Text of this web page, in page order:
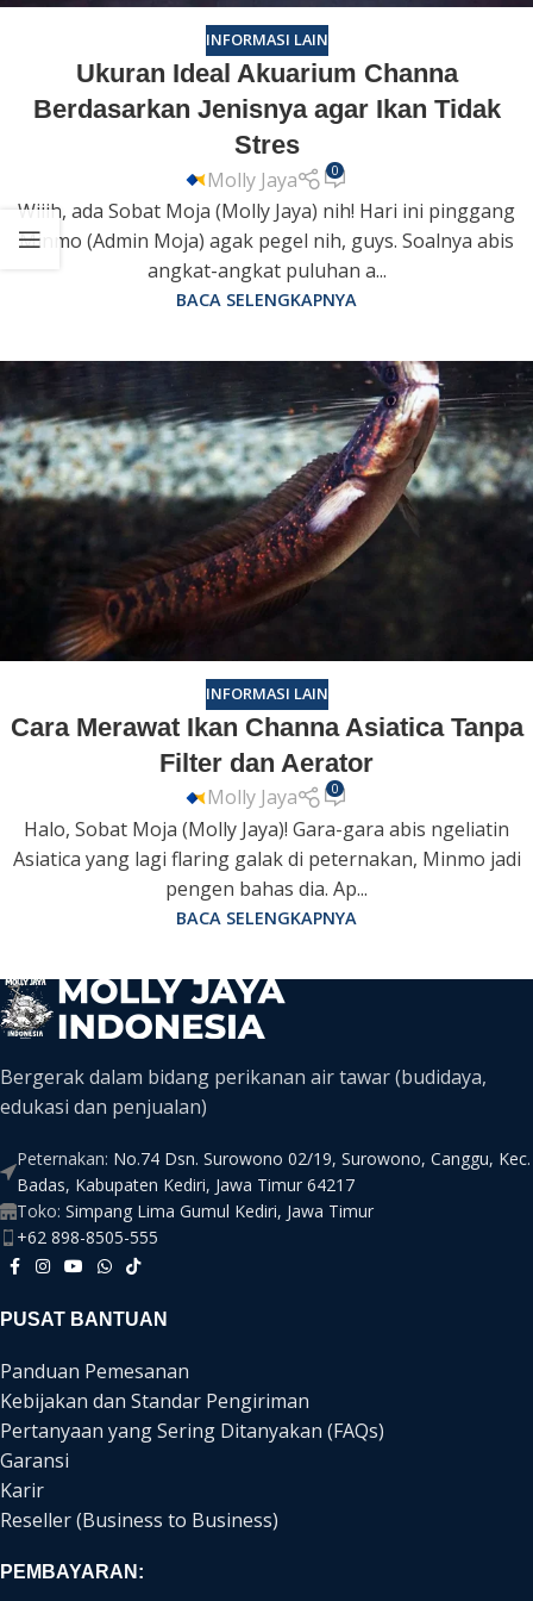
INFORMASI LAIN
Ukuran Ideal Akuarium Channa
Berdasarkan Jenisnya agar Ikan Tidak
Stres
Molly Jaya 0
Wiiih, ada Sobat Moja (Molly Jaya) nih! Hari ini pinggang
Minmo (Admin Moja) agak pegel nih, guys. Soalnya abis
angkat-angkat puluhan a...
BACA SELENGKAPNYA
INFORMASI LAIN
Cara Merawat Ikan Channa Asiatica Tanpa
Filter dan Aerator
Molly Jaya 0
Halo, Sobat Moja (Molly Jaya)! Gara-gara abis ngeliatin
Asiatica yang lagi flaring galak di peternakan, Minmo jadi
pengen bahas dia. Ap...
BACA SELENGKAPNYA
Bergerak dalam bidang perikanan air tawar (budidaya,
edukasi dan penjualan)
Peternakan: No.74 Dsn. Surowono 02/19, Surowono, Canggu, Kec.
Badas, Kabupaten Kediri, Jawa Timur 64217
Toko: Simpang Lima Gumul Kediri, Jawa Timur
+62 898-8505-555
PUSAT BANTUAN
Panduan Pemesanan
Kebijakan dan Standar Pengiriman
Pertanyaan yang Sering Ditanyakan (FAQs)
Garansi
Karir
Reseller (Business to Business)
PEMBAYARAN: